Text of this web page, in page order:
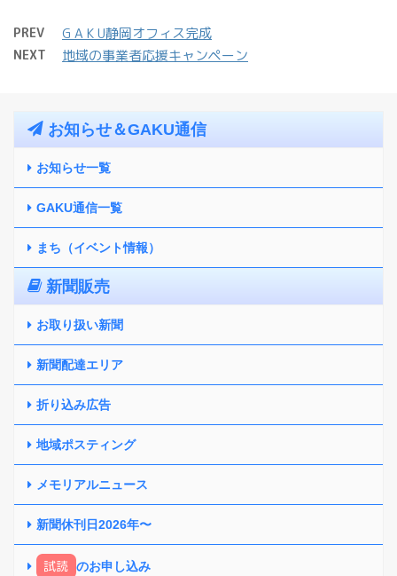
PREV G A K U静岡オフィス完成
NEXT 地域の事業者応援キャンペーン
お知らせ＆GAKU通信
お知らせ一覧
GAKU通信一覧
まち（イベント情報）
新聞販売
お取り扱い新聞
新聞配達エリア
折り込み広告
地域ポスティング
メモリアルニュース
新聞休刊日2026年〜
試読 のお申し込み